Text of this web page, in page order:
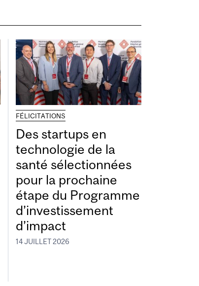
FÉLICITATIONS
Des startups en
technologie de la
santé sélectionnées
pour la prochaine
étape du Programme
d’investissement
d’impact
14 JUILLET 2026